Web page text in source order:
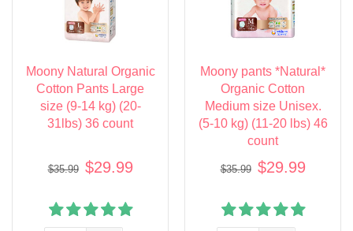
Moony Natural Organic
Cotton Pants Large
size (9-14 kg) (20-
31lbs) 36 count
$35.99 $29.99
Moony pants *Natural*
Organic Cotton
Medium size Unisex.
(5-10 kg) (11-20 lbs) 46
count
$35.99 $29.99